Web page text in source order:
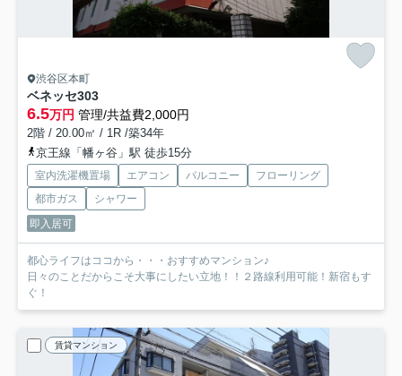
渋谷区本町
ベネッセ303
6.5万円 管理/共益費2,000円
2階 / 20.00㎡ / 1R /築34年
京王線「幡ヶ谷」駅 徒歩15分
室内洗濯機置場 エアコン バルコニー
フローリング
都市ガス
シャワー
即入居可
都心ライフはココから・・・おすすめマンション♪
日々のことだからこそ大事にしたい立地！！２路線利用可能！新宿もす
ぐ！
賃貸マンション